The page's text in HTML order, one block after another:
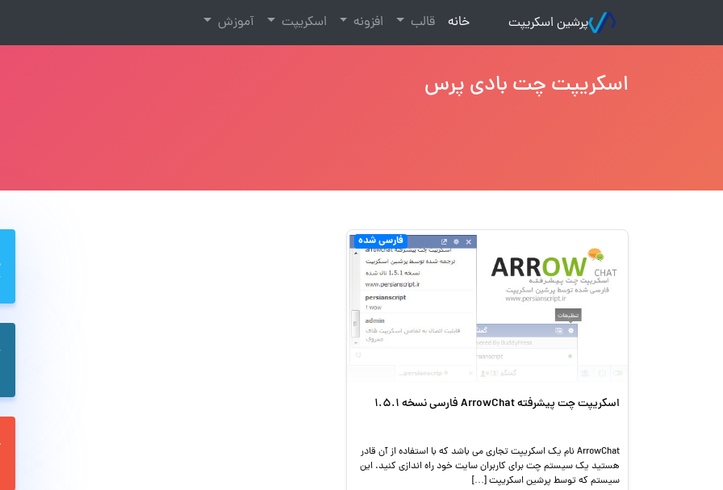
پرشین اسکریپت خانه
(current) قالب افزونه اسکریپت آموزش
اسکریپت چت بادی پرس
فارسی شده
اسکریپت چت پیشرفته ArrowChat فارسی نسخه 1.5.1
ArrowChat نام یک اسکریپت تجاری می باشد که با استفاده از آن قادر
هستید یک سیستم چت برای کاربران سایت خود راه اندازی کنید. این
سیستم که توسط پرشین اسکریپت […]